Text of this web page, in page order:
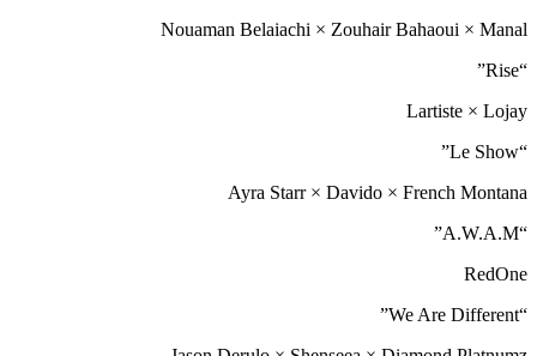
Nouaman Belaiachi × Zouhair Bahaoui × Manal
“Rise”
Lartiste × Lojay
“Le Show”
Ayra Starr × Davido × French Montana
“A.W.A.M”
RedOne
“We Are Different”